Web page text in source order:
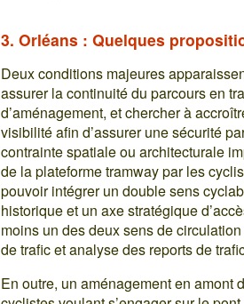
3. Orléans : Quelques
Deux conditions majeures
assurer la continuité du parcours en
d’aménagement, et chercher à
visibilité afin d’assurer une sécurité
contrainte spatiale ou architecturale
de la plateforme tramway par les
pouvoir intégrer un double sens
historique et un axe stratégique
moins un des deux sens de
de trafic et analyse des reports de
En outre, un aménagement en amont